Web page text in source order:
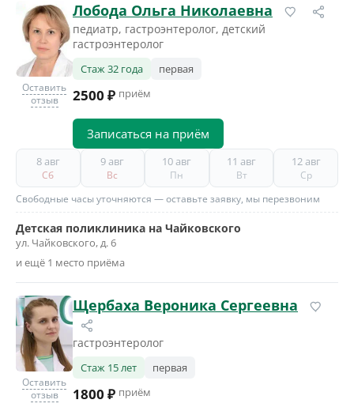
Оставить
отзыв
Лобода Ольга Николаевна
педиатр, гастроэнтеролог, детский
гастроэнтеролог
Стаж 32 года первая
2500 ₽ приём
Записаться на приём
8 авг
Сб
9 авг
Вс
10 авг
Пн
11 авг
Вт
12 авг
Ср
Свободные часы уточняются — оставьте заявку, мы перезвоним
Детская поликлиника на Чайковского
ул. Чайковского, д. 6
и ещё 1 место приёма
Оставить
отзыв
Щербаха Вероника Сергеевна
гастроэнтеролог
Стаж 15 лет первая
1800 ₽ приём